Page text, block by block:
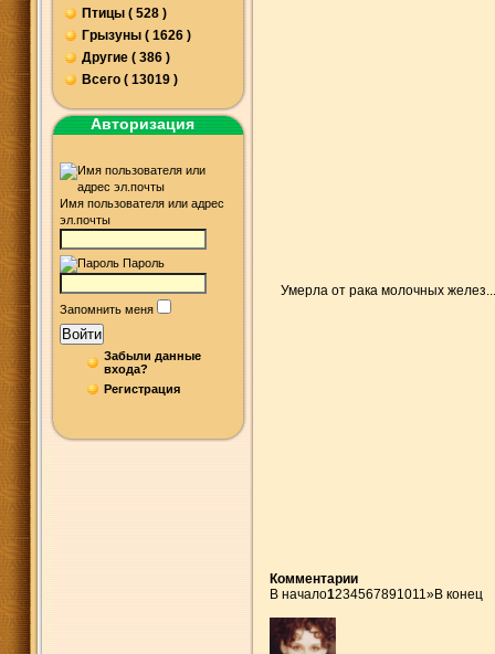
Птицы ( 528 )
Грызуны ( 1626 )
Другие ( 386 )
Всего ( 13019 )
Авторизация
Имя пользователя или адрес
эл.почты
Пароль
Запомнить меня
Войти
Забыли данные
входа?
Регистрация
Умерла от рака молочных
Комментарии
В начало1234567891011»В конец